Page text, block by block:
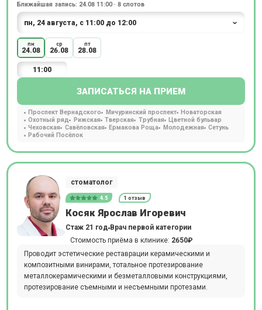
Ближайшая запись: 24.08 11:00 · 8 слотов
пн
24.08
ср
26.08
пт
28.08
11:00
ЗАПИСАТЬСЯ НА ПРИЕМ
Проспект Вернадского Мичуринский проспект Новаторская
Охотный ряд
Рижская Тверская Трубная
Цветной бульвар
Чеховская
Савёловская Ермакова Роща Молодежная
Сетунь
Рабочий Посёлок
стоматолог
4.5 1 отзыв
Косяк Ярослав Игоревич
Стаж 21 год Врач первой категории
Стоимость приёма в клинике: 2650₽
Проводит эстетические реставрации керамическими и
композитными винирами, тотальное протезирование
металлокерамическими и безметалловыми конструкциями,
протезирование съемными и несъемными протезами.